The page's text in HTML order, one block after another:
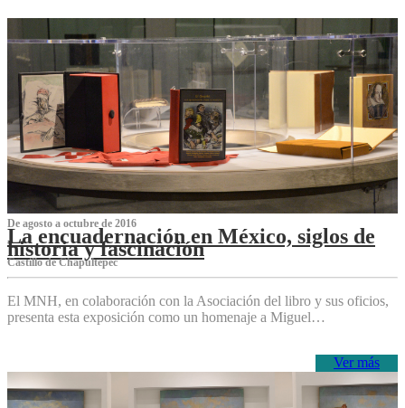
De agosto a octubre de 2016
La encuadernación en México, siglos de
historia y fascinación
Castillo de Chapultepec
El MNH, en colaboración con la Asociación del libro y sus oficios,
presenta esta exposición como un homenaje a Miguel…
Ver más